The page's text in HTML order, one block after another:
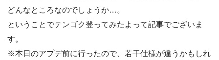
どんなところなのでしょうか…。
ということでテンゴク登ってみたよって記事でございま
す。
※本日のアプデ前に行ったので、若干仕様が違うかもしれ